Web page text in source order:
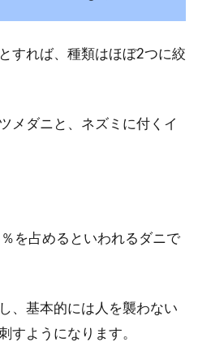
具を準備しよう！
んぽは足が暖かくなるので嬉しいです
すれば、種類はほぼ2つに絞
メダニと、ネズミに付くイ
を占めるといわれるダニで
、基本的には人を襲わない
すようになります。